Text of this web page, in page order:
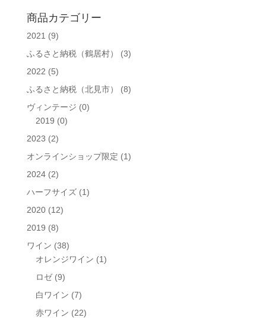
対
商品カテゴリー
2021 (9)
ふるさと納税（鶴居村）
(3)
2022 (5)
ふるさと納税（北見市）
(8)
ヴィンテージ (0)
2019 (0)
2023 (2)
オンラインショップ限定 (1)
2024 (2)
ハーフサイズ (1)
2020 (12)
2019 (8)
ワイン (38)
オレンジワイン (1)
ロゼ (9)
白ワイン (7)
赤ワイン (22)